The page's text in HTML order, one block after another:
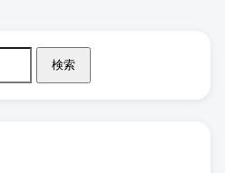
検索